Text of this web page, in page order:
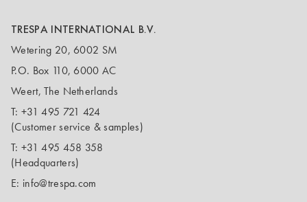
TRESPA INTERNATIONAL B.V.
Wetering 20, 6002 SM
P.O. Box 110, 6000 AC
Weert, The Netherlands
T: +31 495 721 424
(Customer service & samples)
T: +31 495 458 358
(Headquarters)
E: info@trespa.com